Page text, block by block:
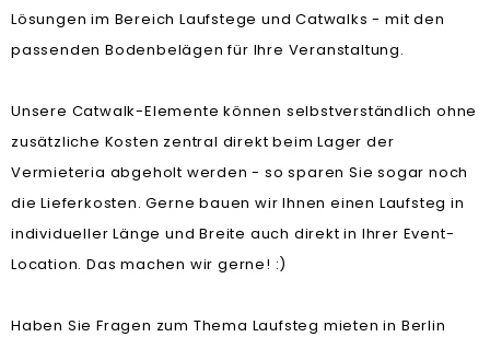
Lösungen im Bereich Laufstege und Catwalks - mit den
passenden Bodenbelägen für Ihre Veranstaltung.
Unsere Catwalk-Elemente können selbstverständlich ohne
zusätzliche Kosten zentral direkt beim Lager der
Vermieteria abgeholt werden - so sparen Sie sogar noch
die Lieferkosten. Gerne bauen wir Ihnen einen Laufsteg in
individueller Länge und Breite auch direkt in Ihrer Event-
Location. Das machen wir gerne! :)
Haben Sie Fragen zum Thema Laufsteg mieten in Berlin